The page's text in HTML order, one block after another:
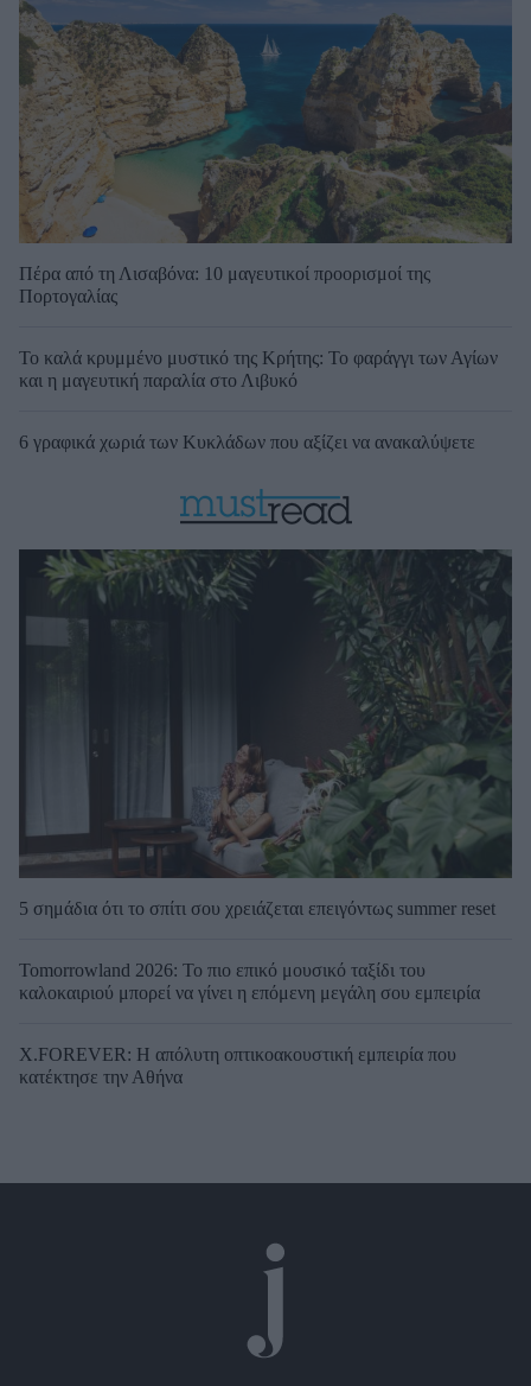
Πέρα από τη Λισαβόνα: 10 μαγευτικοί προορισμοί της
Πορτογαλίας
Το καλά κρυμμένο μυστικό της Κρήτης: Το φαράγγι των Αγίων
και η μαγευτική παραλία στο Λιβυκό
6 γραφικά χωριά των Κυκλάδων που αξίζει να ανακαλύψετε
5 σημάδια ότι το σπίτι σου χρειάζεται επειγόντως summer reset
Tomorrowland 2026: Το πιο επικό μουσικό ταξίδι του
καλοκαιριού μπορεί να γίνει η επόμενη μεγάλη σου εμπειρία
X.FOREVER: Η απόλυτη οπτικοακουστική εμπειρία που
κατέκτησε την Αθήνα